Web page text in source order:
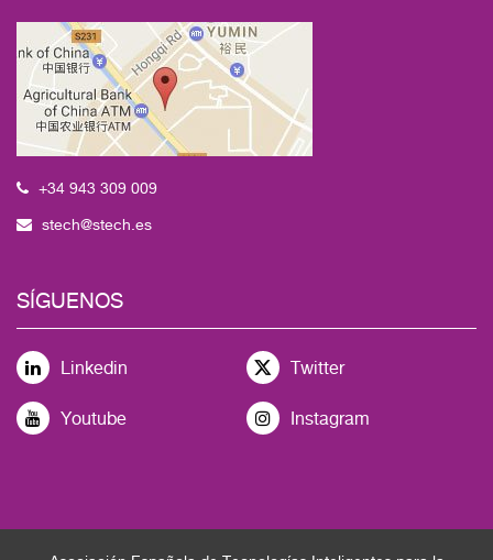
+34 943 309 009
stech@stech.es
SÍGUENOS
Linkedin Twitter
Youtube Instagram